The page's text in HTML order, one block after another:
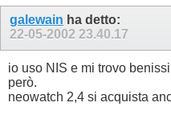
galewain ha detto:
22-05-2002 23.40.17
io uso NIS e mi trovo
però.
neowatch 2,4 si acquista